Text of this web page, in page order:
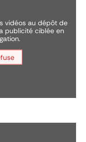
publicité ciblée en